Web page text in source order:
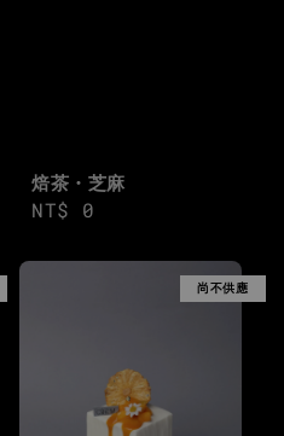
焙茶・芝麻
Regular
NT$ 0
尚不供應